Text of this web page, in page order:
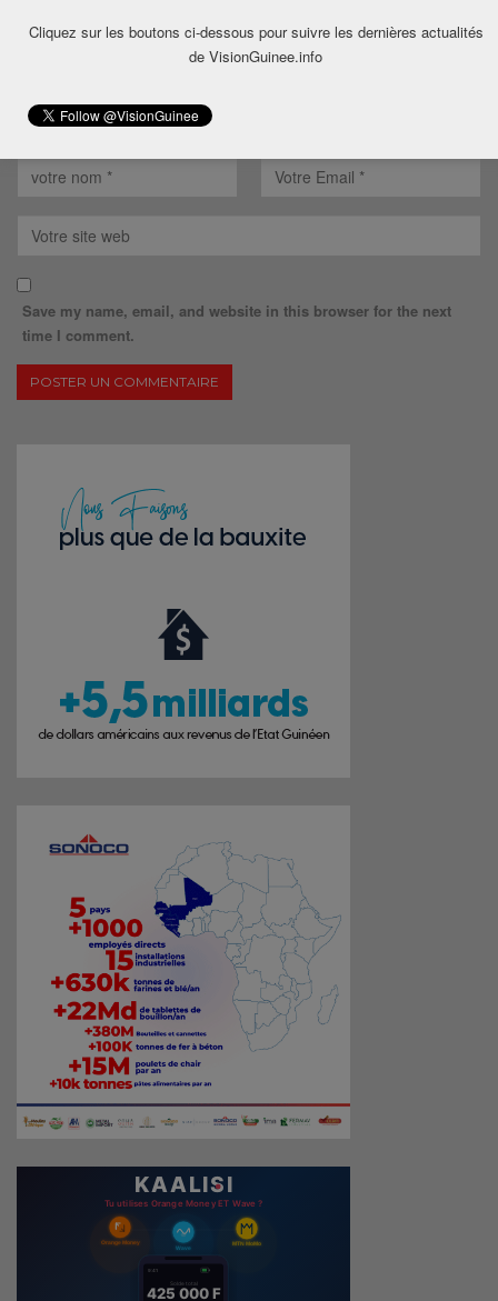
Save my name, email, and website in this browser for the next
time I comment.
Cliquez sur les boutons ci-dessous pour suivre les dernières actualités
de VisionGuinee.info